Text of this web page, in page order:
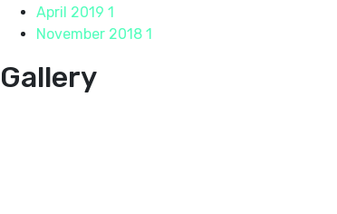
April 2019 1
November 2018 1
Gallery